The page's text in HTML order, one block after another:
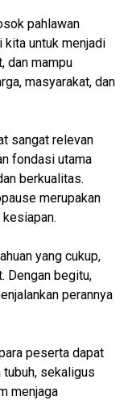
pahlawan
untuk menjadi
dan mampu
masyarakat, dan
sangat relevan
fondasi utama
berkualitas.
merupakan
yang cukup,
Dengan begitu,
perannya
peserta dapat
tubuh, sekaligus
menjaga